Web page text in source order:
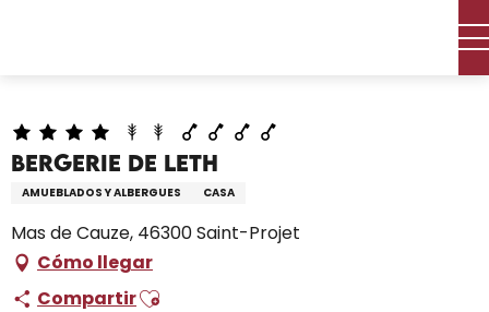
Bergerie De Leth
AMUEBLADOS Y ALBERGUES CASA
Mas de Cauze, 46300 Saint-Projet
Cómo llegar
CompartirAjouter aux favoris